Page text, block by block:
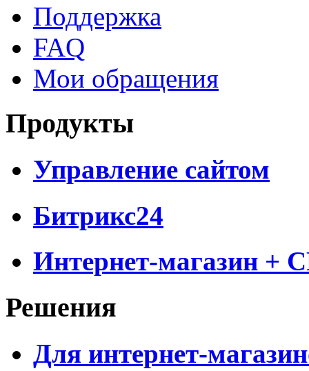
Поддержка
FAQ
Мои обращения
Продукты
Управление сайтом
Битрикс24
Интернет-магазин +
Решения
Для интернет-